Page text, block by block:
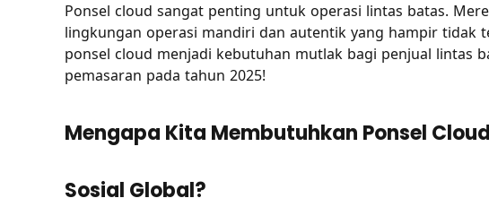
Ponsel cloud sangat penting untuk operasi lintas batas.
lingkungan operasi mandiri dan autentik yang hampir tidak
ponsel cloud menjadi kebutuhan mutlak bagi penjual lintas
pemasaran pada tahun 2025!
Mengapa Kita Membutuhkan Ponsel
Sosial Global?